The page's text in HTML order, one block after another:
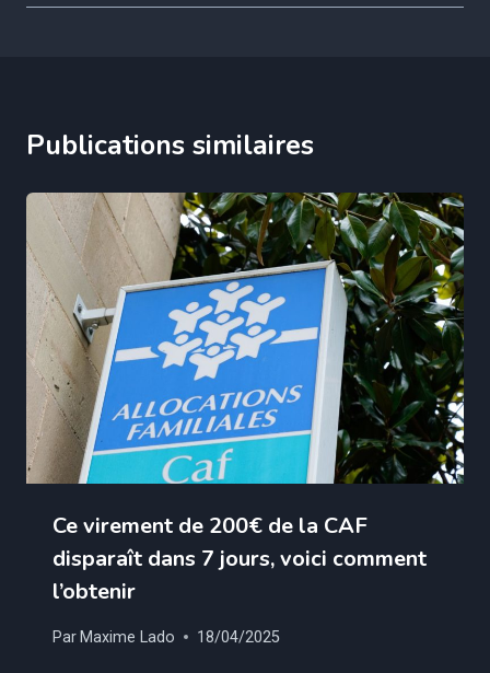
Publications similaires
Ce virement de 200€ de la CAF
disparaît dans 7 jours, voici comment
l’obtenir
Par Maxime Lado 18/04/2025